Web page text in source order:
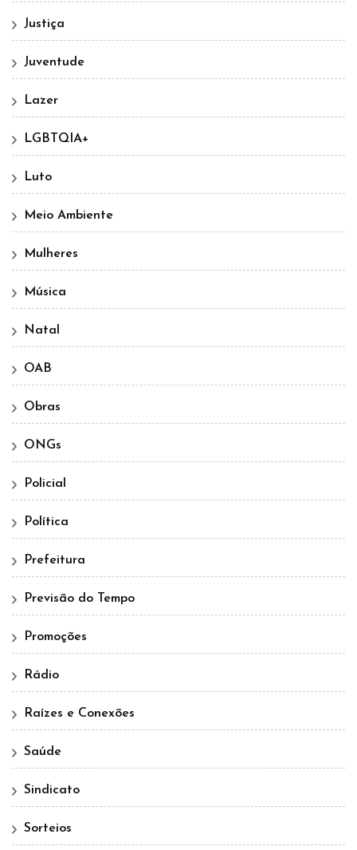
Justiça
Juventude
Lazer
LGBTQIA+
Luto
Meio Ambiente
Mulheres
Música
Natal
OAB
Obras
ONGs
Policial
Política
Prefeitura
Previsão do Tempo
Promoções
Rádio
Raízes e Conexões
Saúde
Sindicato
Sorteios